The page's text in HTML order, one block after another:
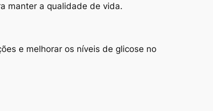
manter a qualidade de vida.
e melhorar os níveis de glicose no